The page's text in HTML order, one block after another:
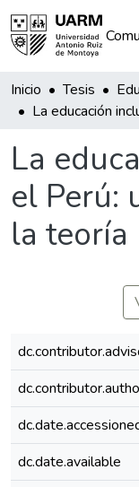
Inicio Tesis
La
el Perú:
la teoría
dc.date.available